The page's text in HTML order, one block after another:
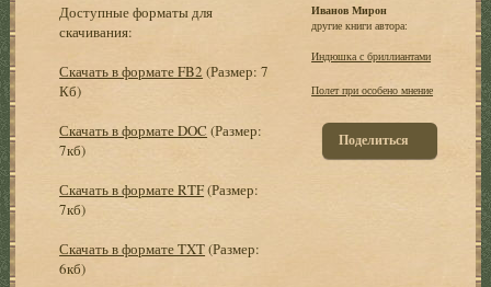
Доступные форматы для
скачивания:
Скачать в формате FB2 (Размер: 7
Кб)
Скачать в формате DOC (Размер:
7кб)
Скачать в формате RTF(Размер:
7кб)
Скачать в формате TXT(Размер:
6кб)
Иванов Мирон
другие книги автора:
Индюшка с бриллиантами
Полет при особено мнение
Поделиться